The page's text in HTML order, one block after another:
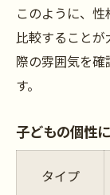
このように、
比較することが
際の雰囲気を
す。
子どもの個性
タイプ